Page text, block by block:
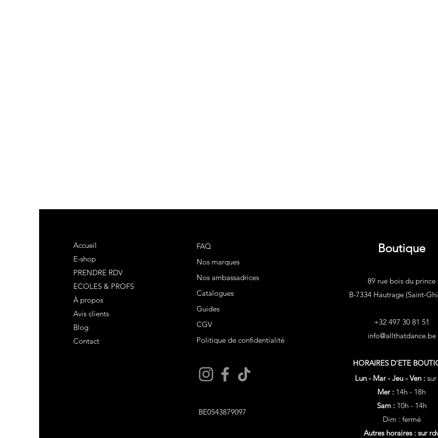
Accueil
E-shop
PRENDRE RDV
ECOLES & PROFS
À propos
Avis clients
Blog
Contact
FAQ
Nos marques
Nos ambassadrices
Catalogues
Guides
CGV
Politique de confidentialité
BE0543879097
Boutique
89 rue bois du prince
B-7334 Hautrage (Saint-
+32 497 30 81 51
info@allthatdance.be
HORAIRES D'ETE
Lun - Mar - Jeu - Ven :
Mer : 14h - 18h
Sam : 10h - 14h
Dim : fermé
Autres horaires : sur